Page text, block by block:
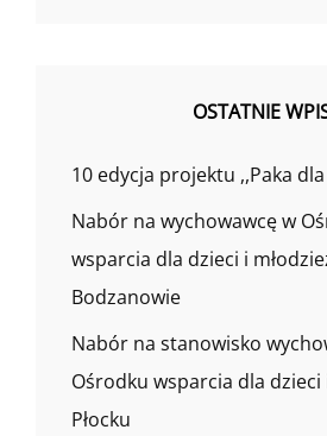
OSTATNIE
10 edycja projektu ,,Paka
Nabór na wychowawcę w
wsparcia dla dzieci i
Bodzanowie
Nabór na stanowisko
Ośrodku wsparcia dla dzieci
Płocku